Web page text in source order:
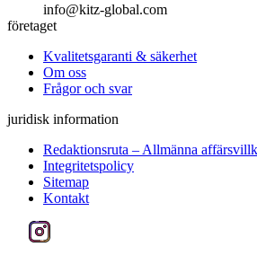
info@kitz-global.com
företaget
Kvalitetsgaranti & säkerhet
Om oss
Frågor och svar
juridisk information
Redaktionsruta – Allmänna
Integritetspolicy
Sitemap
Kontakt